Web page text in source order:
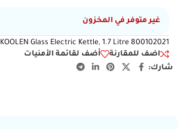
غير متوفر في المخزون
KOOLEN Glass Electric Kettle, 1.7 Litre 800102021
اضف للمقارنة
أضف لقائمة الأمنيات
شارك: